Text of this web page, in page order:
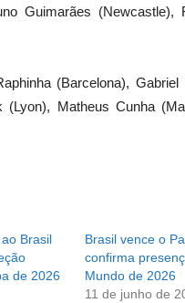
Guimarães (Newcastle),
(Barcelona), Gabriel
Matheus Cunha
Brasil
de 2026
Brasil vence o
confirma
Mundo de 2026
11 de junho de